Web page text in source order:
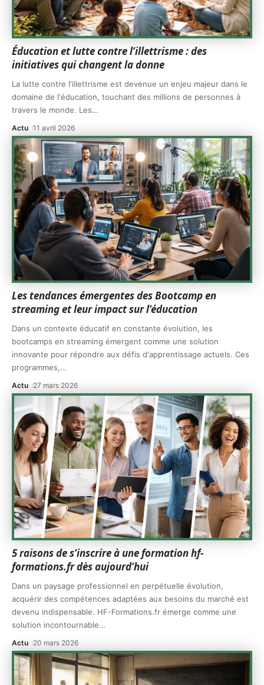
Éducation et lutte contre l’illettrisme : des
initiatives qui changent la donne
La lutte contre l'illettrisme est devenue un enjeu majeur dans le
domaine de l'éducation, touchant des millions de personnes à
travers le monde. Les…
Actu 11 avril 2026
Les tendances émergentes des Bootcamp en
streaming et leur impact sur l’éducation
Dans un contexte éducatif en constante évolution, les
bootcamps en streaming émergent comme une solution
innovante pour répondre aux défis d'apprentissage actuels. Ces
programmes,…
Actu 27 mars 2026
5 raisons de s’inscrire à une formation hf-
formations.fr dès aujourd’hui
Dans un paysage professionnel en perpétuelle évolution,
acquérir des compétences adaptées aux besoins du marché est
devenu indispensable. HF-Formations.fr émerge comme une
solution incontournable…
Actu 20 mars 2026